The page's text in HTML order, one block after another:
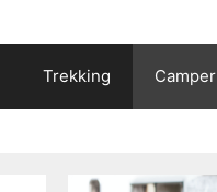
Trekking Camper